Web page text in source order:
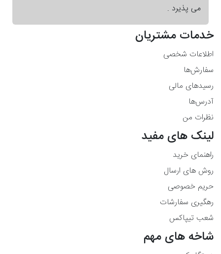
می پذیرد .
خدمات مشتریان
اطلاعات شخصی
سفارش‌ها
رسیدهای مالی
آدرس‌ها
نظرات من
لینک های مفید
راهنمای خرید
روش های ارسال
حریم خصوصی
رهگیری سفارشات
شعب تیپاکس
شاخه های مهم